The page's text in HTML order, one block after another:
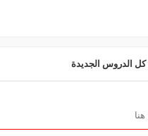
الدروس الجديدة